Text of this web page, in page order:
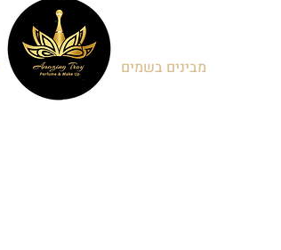
מבינים בשמים